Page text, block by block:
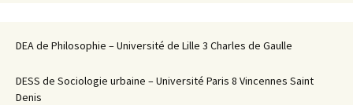
DEA de Philosophie – Université de Lille 3 Charles de Gaulle
DESS de Sociologie urbaine – Université Paris 8 Vincennes Saint
Denis